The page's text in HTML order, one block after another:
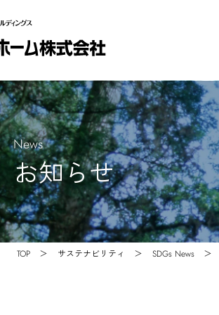
News
お知らせ
TOP サステナビリティ SDGs News